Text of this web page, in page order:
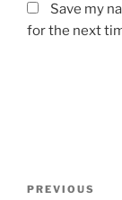
Save my
for the next
Previous
PREVIOUS